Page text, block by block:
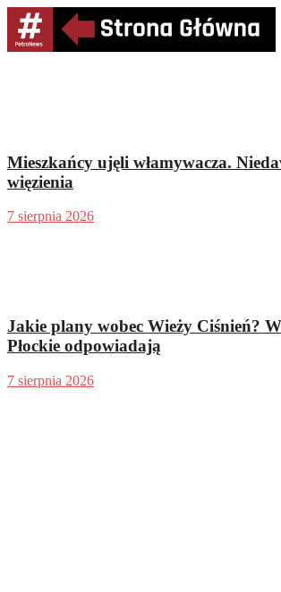
Mieszkańcy ujęli włamywacza.
więzienia
7 sierpnia 2026
Jakie plany wobec Wieży Ciśnień?
Płockie odpowiadają
7 sierpnia 2026